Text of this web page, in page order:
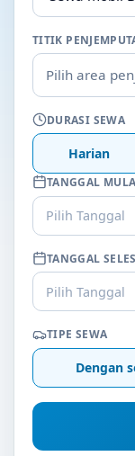
TITIK
Pilih area
DURASI SEWA
Harian
TANGGAL
Pilih Tanggal
TANGGAL
Pilih Tanggal
TIPE SEWA
Dengan